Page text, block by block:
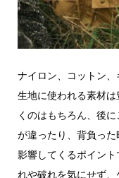
ナイロン、コットン
生地に使われる素材
くのはもちろん、後
が違ったり、背負っ
影響してくるポイン
れや破れを気にせず